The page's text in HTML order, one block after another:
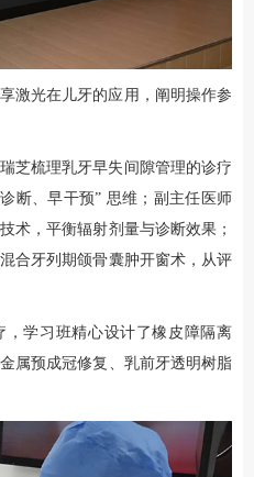
激光在儿牙的应用，阐明操作参
芝梳理乳牙早失间隙管理的诊疗
断、早干预” 思维；副主任医师
术，平衡辐射剂量与诊断效果；
合牙列期颌骨囊肿开窗术，从评
，学习班精心设计了橡皮障隔离
属预成冠修复、乳前牙透明树脂